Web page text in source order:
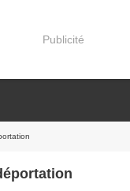
Publicité